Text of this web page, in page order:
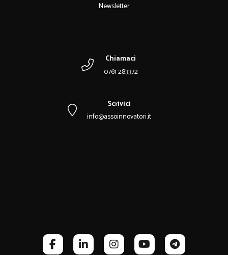
Newsletter
Chiamaci
0761 283372
Scrivici
info@assoinnovatori.it